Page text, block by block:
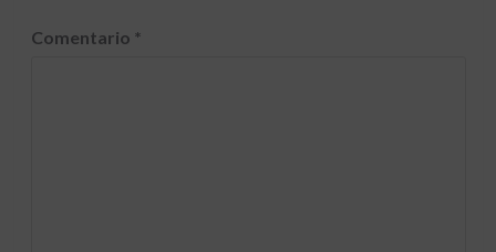
Comentario *